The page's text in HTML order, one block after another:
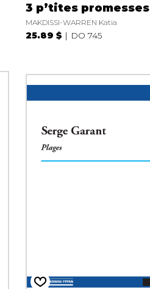
3 p’tites promesses
MAKDISSI-WARREN Katia
25.89 $ DO 745